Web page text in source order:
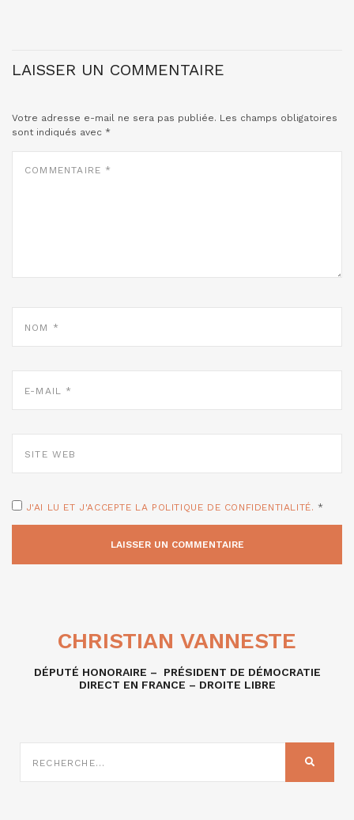
LAISSER UN COMMENTAIRE
Votre adresse e-mail ne sera pas publiée. Les champs obligatoires
sont indiqués avec *
MAIL
WEB
J'AI LU ET J'ACCEPTE LA POLITIQUE DE CONFIDENTIALITÉ. *
CHRISTIAN VANNESTE
DÉPUTÉ HONORAIRE – PRÉSIDENT DE DÉMOCRATIE
DIRECT EN FRANCE – DROITE LIBRE
SUR